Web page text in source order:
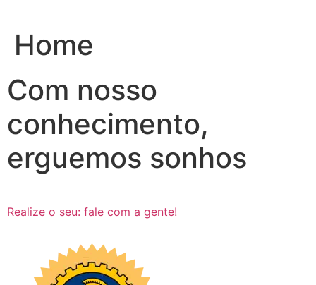
conteúdo
Home
Com nosso
conhecimento,
erguemos sonhos
Realize o seu: fale com a gente!